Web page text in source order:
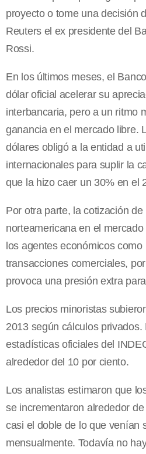
proyecto o tome una decisión
Reuters el ex presidente del
Rossi.
En los últimos meses, el
dólar oficial acelerar su
interbancaria, pero a un ritmo
ganancia en el mercado libre.
dólares obligó a la entidad a
internacionales para suplir la
que la hizo caer un 30% en el
Por otra parte, la cotización
norteamericana en el
los agentes económicos
transacciones comerciales,
provoca una presión extra
Los precios minoristas
2013 según cálculos
estadísticas oficiales del
alrededor del 10 por ciento.
Los analistas estimaron que
se incrementaron alrededor
casi el doble de lo que venían
mensualmente. Todavía no